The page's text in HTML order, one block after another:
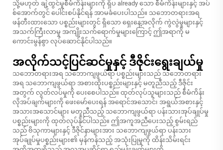
သို့မဟုတ် ချဲ့ထွင်မှုစီမံကိန်းများကို ရှိပ already သော စီမံကိန်းများနှင့် အပ်
စ်အောက်တွင် ပေါင်းစပ်နိုင်ရန် အာမခံပေးပါသည်။ သဘောတရားအရ
ဖန်တီးထားသော ပစ္စည်းများတွင် ရှိသော ရှေးနေ့အလိုက် ကွဲလွဲမှုများနှင့်
အသက်ကြီးလာမှု အကျိုးသက်ရောက်မှုများကြောင့် ဤအရာကို မ
ကောင်းမွန်စွာ လုပ်ဆောင်နိုင်ပါသည်။
အလိုက်သင့်ပြင်ဆင်မှုနှင့် ဒီဇိုင်းရွေးချယ်မှု
သဘောတရားအရ သဘောကျဖွယ်ရာ ပစ္စည်းများသည် သဘောတရား
အရ သဘောကျဖွယ်ရာ အစားထိုးပစ္စည်းများနှင့် မတူညီသည့် ဒီဇိုင်း
အတွက် လွတ်လပ်မှုကို ပေးစေပါသည်။ ထုတ်လုပ်သူများသည် စီမံကိန်း
လိုအပ်ချက်များကို ဖေးမော်ပေးရန် အရောင်အသောင်၊ အရွယ်အစားနှင့်
အသားအသောင်များ မတူညီသည့် သဘောကျဖွယ်ရာ ပန်းသားအုပ်ချုပ်မှု
ပစ္စည်းများကို ထုတ်လုပ်နိုင်ပါသည်။ ဤအကူအညီပေးသည့် စွမ်းရည်
သည် ဗိသုကာများနှင့် ဒီဇိုင်နာများအား သဘောကျဖွယ်ရာ ပန်းသား
အုပ်ချုပ်မှုပစ္စည်းများ၏ မှန်ကန်သည့် အသုံးပြုမှုကို ထိန်းသိမ်းရင်း